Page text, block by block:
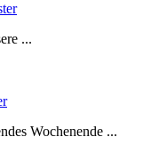
...
Wochenende ...